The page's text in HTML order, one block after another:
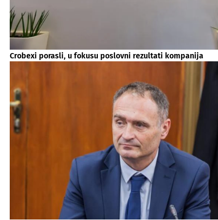
Crobexi porasli, u fokusu poslovni rezultati kompanija